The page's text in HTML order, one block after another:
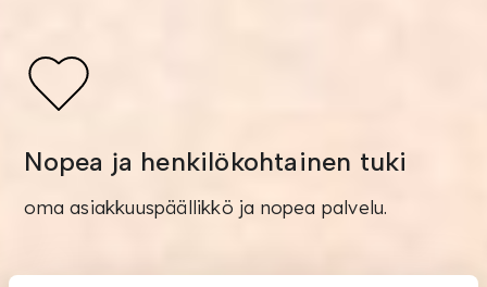
Nopea ja henkilökohtainen tuki
oma asiakkuuspäällikkö ja nopea palvelu.